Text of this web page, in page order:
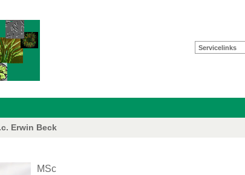
Servicelinks
Erwin Beck
MSc